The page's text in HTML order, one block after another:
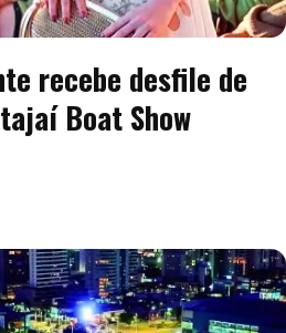
recebe desfile de
Boat Show